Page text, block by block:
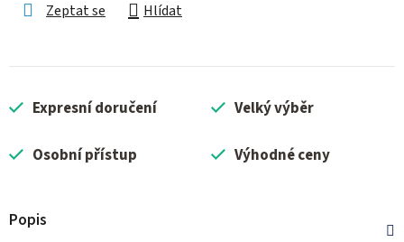
Zeptat se Hlídat
Expresní doručení Velký výběr
Osobní přístup Výhodné ceny
Popis